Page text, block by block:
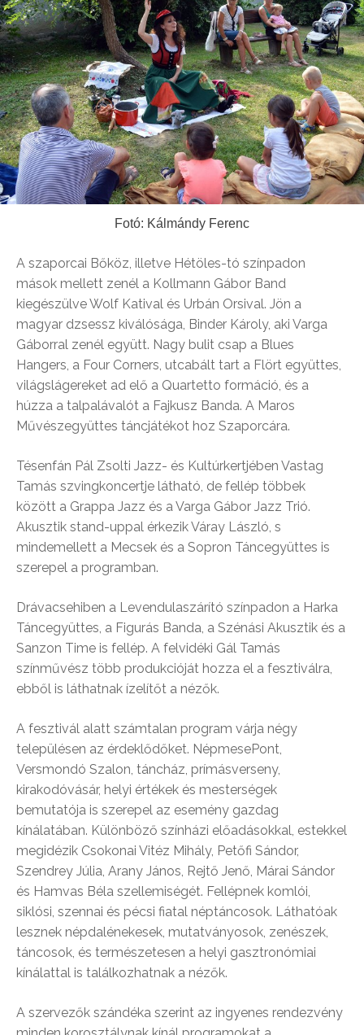
Fotó: Kálmándy Ferenc
A szaporcai Bőköz, illetve Hétöles-tó színpadon
mások mellett zenél a Kollmann Gábor Band
kiegészülve Wolf Katival és Urbán Orsival. Jön a
magyar dzsessz kiválósága, Binder Károly, aki Varga
Gáborral zenél együtt. Nagy bulit csap a Blues
Hangers, a Four Corners, utcabált tart a Flört együttes,
világslágereket ad elő a Quartetto formáció, és a
húzza a talpalávalót a Fajkusz Banda. A Maros
Művészegyüttes táncjátékot hoz Szaporcára.
Tésenfán Pál Zsolti Jazz- és Kultúrkertjében Vastag
Tamás szvingkoncertje látható, de fellép többek
között a Grappa Jazz és a Varga Gábor Jazz Trió.
Akusztik stand-uppal érkezik Váray László, s
mindemellett a Mecsek és a Sopron Táncegyüttes is
szerepel a programban.
Drávacsehiben a Levendulaszárító színpadon a Harka
Táncegyüttes, a Figurás Banda, a Szénási Akusztik és a
Sanzon Time is fellép. A felvidéki Gál Tamás
színművész több produkcióját hozza el a fesztiválra,
ebből is láthatnak ízelítőt a nézők.
A fesztivál alatt számtalan program várja négy
településen az érdeklődőket. NépmesePont,
Versmondó Szalon, táncház, prímásverseny,
kirakodóvásár, helyi értékek és mesterségek
bemutatója is szerepel az esemény gazdag
kínálatában. Különböző színházi előadásokkal, estekkel
megidézik Csokonai Vitéz Mihály, Petőfi Sándor,
Szendrey Júlia, Arany János, Rejtő Jenő, Márai Sándor
és Hamvas Béla szellemiségét. Fellépnek komlói,
siklósi, szennai és pécsi fiatal néptáncosok. Láthatóak
lesznek népdalénekesek, mutatványosok, zenészek,
táncosok, és természetesen a helyi gasztronómiai
kínálattal is találkozhatnak a nézők.
A szervezők szándéka szerint az ingyenes rendezvény